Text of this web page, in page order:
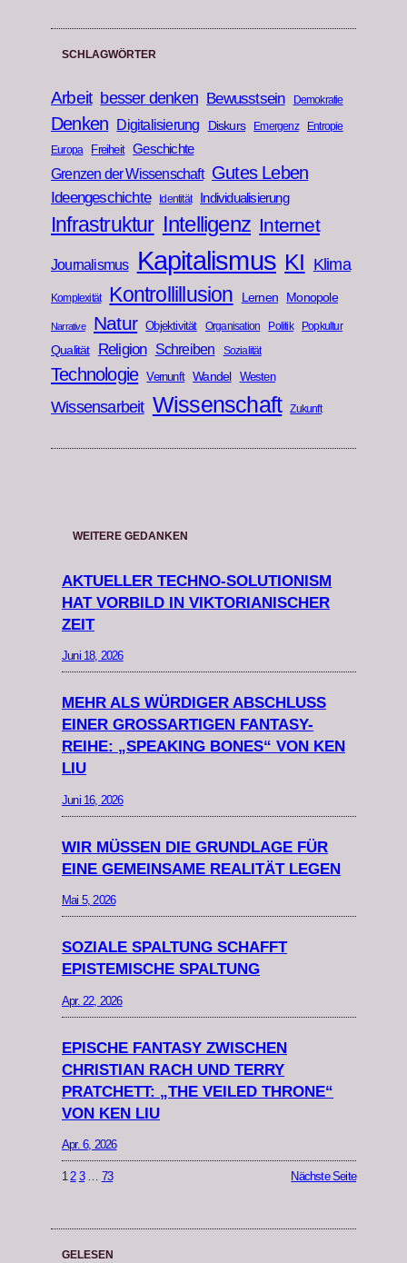
SCHLAGWÖRTER
Arbeit besser denken Bewusstsein Demokratie
Denken Digitalisierung Diskurs Emergenz
Entropie
Europa
Freiheit Geschichte
Grenzen der Wissenschaft Gutes Leben
Ideengeschichte Identität Individualisierung
Infrastruktur Intelligenz Internet
Journalismus Kapitalismus KI Klima
Komplexität Kontrollillusion Lernen Monopole
Narrative Natur Objektivität Organisation Politik Popkultur
Qualität Religion Schreiben Sozialität
Technologie Vernunft Wandel Westen
Wissensarbeit Wissenschaft Zukunft
WEITERE GEDANKEN
AKTUELLER TECHNO-SOLUTIONISM
HAT VORBILD IN VIKTORIANISCHER
ZEIT
Juni 18, 2026
MEHR ALS WÜRDIGER ABSCHLUSS
EINER GROSSARTIGEN FANTASY-R
EIHE: „SPEAKING BONES“ VON KEN L
IU
Juni 16, 2026
WIR MÜSSEN DIE GRUNDLAGE FÜR
EINE GEMEINSAME REALITÄT LEGEN
Mai 5, 2026
SOZIALE SPALTUNG SCHAFFT
EPISTEMISCHE SPALTUNG
Apr. 22, 2026
EPISCHE FANTASY ZWISCHEN
CHRISTIAN RACH UND TERRY
PRATCHETT: „THE VEILED THRONE“
VON KEN LIU
Apr. 6, 2026
1 2 3 … 73 Nächste Seite
GELESEN